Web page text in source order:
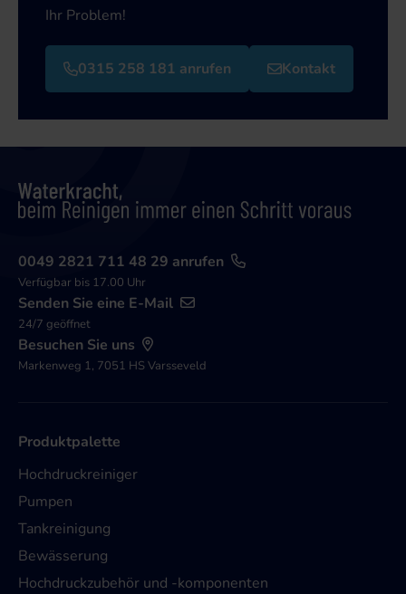
Ihr Problem!
0315 258 181 anrufen Kontakt
0049 2821 711 48 29 anrufen
Verfügbar bis 17.00 Uhr
Senden Sie eine E-Mail
24/7 geöffnet
Besuchen Sie uns
Markenweg 1, 7051 HS Varsseveld
Produktpalette
Hochdruckreiniger
Pumpen
Tankreinigung
Bewässerung
Hochdruckzubehör und -komponenten